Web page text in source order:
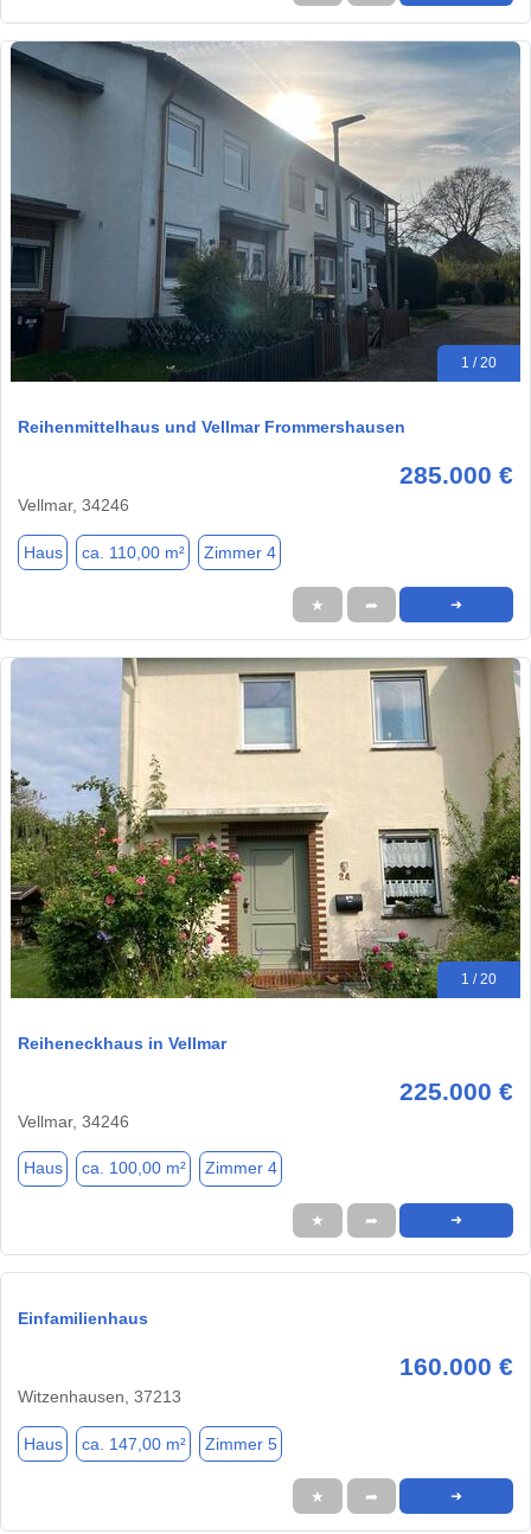
1 / 20
Reihenmittelhaus und Vellmar Frommershausen
285.000 €
Vellmar, 34246
Haus ca. 110,00 m² Zimmer 4
★ ➦ ➜
1 / 20
Reiheneckhaus in Vellmar
225.000 €
Vellmar, 34246
Haus ca. 100,00 m² Zimmer 4
★ ➦ ➜
Einfamilienhaus
160.000 €
Witzenhausen, 37213
Haus ca. 147,00 m² Zimmer 5
★ ➦ ➜